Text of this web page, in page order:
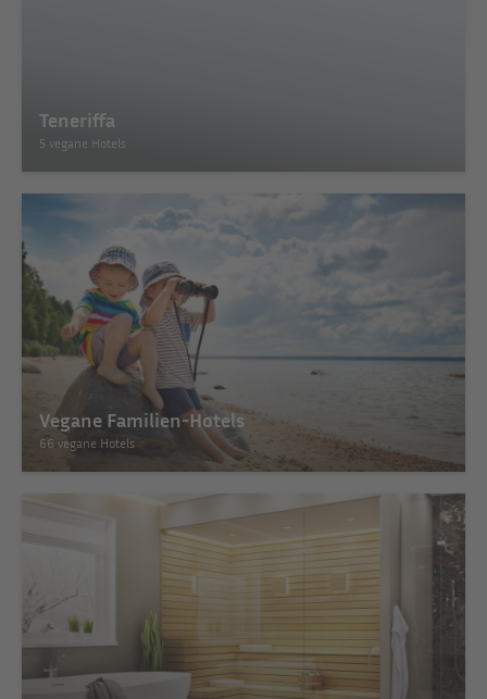
Teneriffa
5 vegane Hotels
Vegane Familien-Hotels
66 vegane Hotels